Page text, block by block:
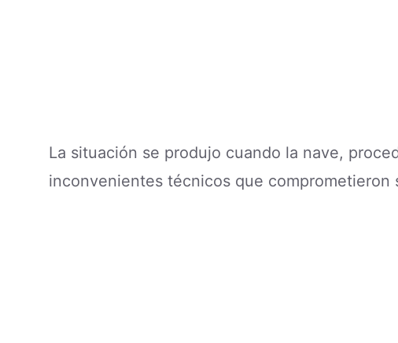
La situación se produjo cuando la nave,
inconvenientes técnicos que comprometieron